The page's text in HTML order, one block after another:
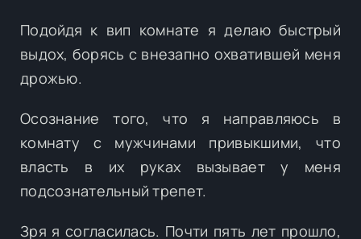
Подойдя к вип комнате я делаю быстрый
выдох, борясь с внезапно охватившей меня
дрожью.
Осознание того, что я направляюсь в
комнату с мужчинами привыкшими, что
власть в их руках вызывает у меня
подсознательный трепет.
Зря я согласилась. Почти пять лет прошло,